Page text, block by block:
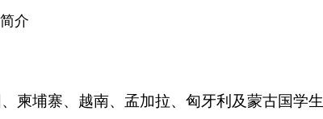
简介
柬埔寨、越南、孟加拉、匈牙利及蒙古国学生